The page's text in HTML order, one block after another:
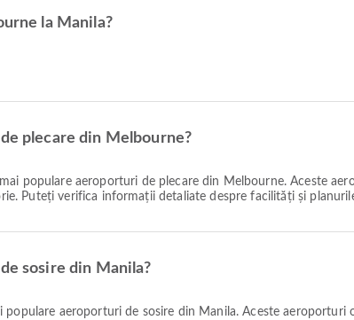
la Manila?
plecare din Melbourne?
populare aeroporturi de plecare din Melbourne. Aceste
Puteți verifica informații detaliate despre facilități și
sosire din Manila?
populare aeroporturi de sosire din Manila. Aceste